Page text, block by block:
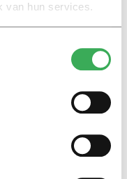
van hun services.
over online
en desinformatie: